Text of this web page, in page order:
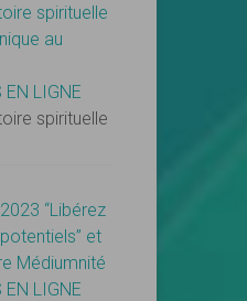
spirituelle
au
EN LIGNE
spirituelle
“Libérez
et
Médiumnité
EN LIGNE